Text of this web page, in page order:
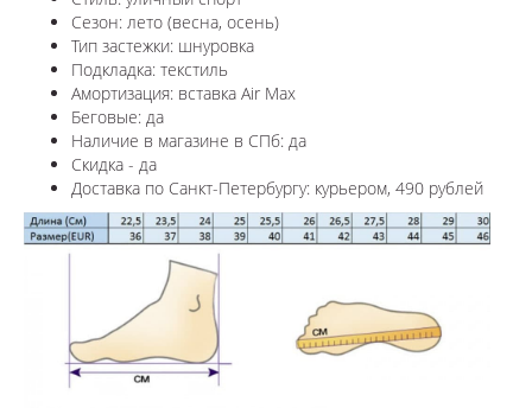
Сезон: лето (весна, осень)
Тип застежки: шнуровка
Подкладка: текстиль
Амортизация: вставка Air Max
Беговые: да
Наличие в магазине в СПб: да
Скидка - да
Доставка по Санкт-Петербургу: курьером, 490 рублей